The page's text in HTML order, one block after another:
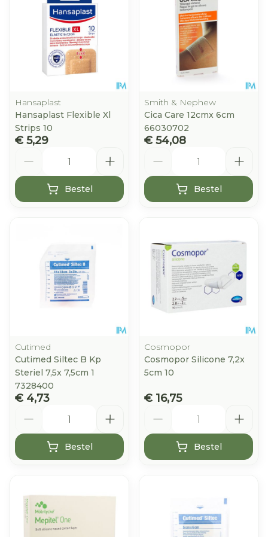
Hansaplast
Hansaplast Flexible Xl
Strips 10
€ 5,29
Bestel
Smith & Nephew
Cica Care 12cmx 6cm
66030702
€ 54,08
Bestel
Cutimed
Cutimed Siltec B Kp
Steriel 7,5x 7,5cm 1
7328400
€ 4,73
Bestel
Cosmopor
Cosmopor Silicone 7,2x
5cm 10
€ 16,75
Bestel